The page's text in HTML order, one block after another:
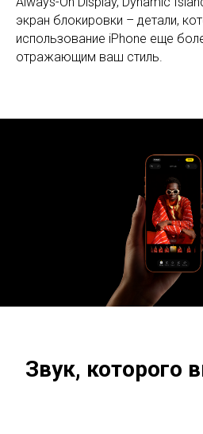
экран блокировки – детали,
использование iPhone еще
отражающим ваш стиль.
Звук, которого